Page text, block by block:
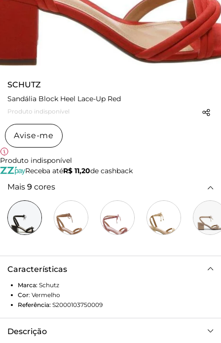
SCHUTZ
Sandália Block Heel Lace-Up Red
Produto indisponível
Avise-me
Produto indisponível
Receba atéR$ 11,20de cashback
Mais 9 cores
Características
Marca: Schutz
Cor: Vermelho
Referência: S2000103750009
Descrição